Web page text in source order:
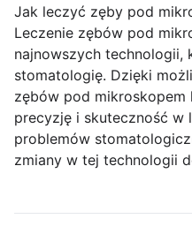
Jak leczyć zęby pod
Leczenie zębów pod
najnowszych technologii,
stomatologię. Dzięki
zębów pod mikroskopem
precyzję i skuteczność w
problemów
zmiany w tej technologii